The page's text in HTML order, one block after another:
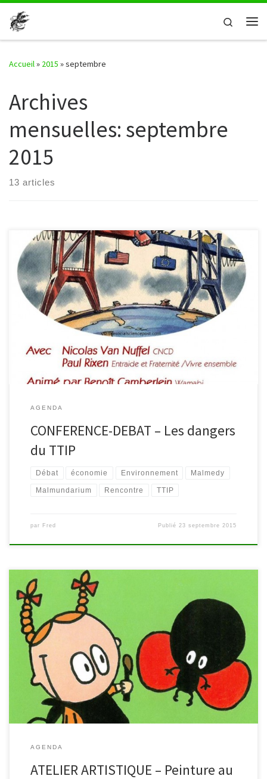
Passer au contenu
Search
Accueil» 2015 »septembre
Archives
mensuelles: septembre
2015
13 articles
Le jeudi 8 octobre 2015 à 18h au Malmundarium (entrée par la
bibliothèque), la bibliothèque de Malmedy vous invite à une
conférence-débat sur les dangers du TTIP (le traité de libre-
échange transatlantique). Avec les interventions de Nicolas Van
Nuffel (CNCD) et Paul Rixen (Entraide et Fraternité /Vivre
ensemble). Le Partenariat transatlantique […]
AGENDA
CONFERENCE-DEBAT – Les dangers
du TTIP
Débat économie Environnement Malmedy
Malmundarium Rencontre TTIP
par Fred Publié23 septembre 2015
Avis à tous les petits gourmands! Rendez-vous le 10 octobre à 10h
à la bibliothèque de Malmedy pour un atelier « peinture au
chocolat ». Zoum-zoum la coccinelle est passionnée de musique,
particulièrement la trompette. Dommage pour elle, car lorsque la
trompette a soufflé, la petite bête a perdu tous ses points. […]
AGENDA
ATELIER ARTISTIQUE – Peinture au